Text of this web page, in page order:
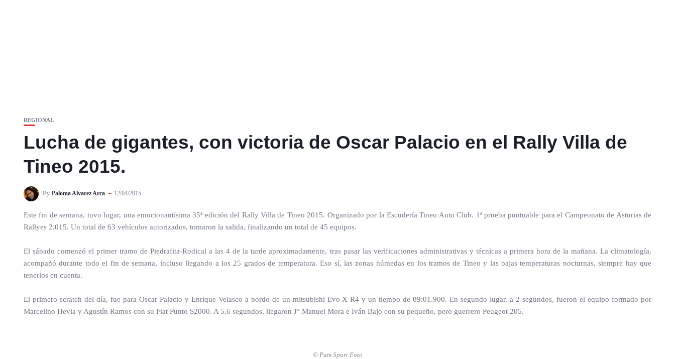
REGIONAL
Lucha de gigantes, con victoria de Oscar Palacio en el Rally Villa de
Tineo 2015.
By Paloma Alvarez Arca 12/04/2015
Este fin de semana, tuvo lugar, una emocionantísima 35ª edición del Rally Villa de Tineo 2015. Organizado por la Escudería Tineo Auto Club. 1ª prueba puntuable para el Campeonato de Asturias de
Rallyes 2.015. Un total de 63 vehículos autorizados, tomaron la salida, finalizando un total de 45 equipos.
El sábado comenzó el primer tramo de Piedrafita-Rodical a las 4 de la tarde aproximadamente, tras pasar las verificaciones administrativas y técnicas a primera hora de la mañana. La climatología,
acompañó durante todo el fin de semana, incluso llegando a los 25 grados de temperatura. Eso sí, las zonas húmedas en los tramos de Tineo y las bajas temperaturas nocturnas, siempre hay que
tenerlos en cuenta.
El primero scratch del día, fue para Oscar Palacio y Enrique Velasco a bordo de un mitsubishi Evo X R4 y un tiempo de 09:01.900. En segundo lugar, a 2 segundos, fueron el equipo formado por
Marcelino Hevia y Agustín Ramos con su Fiat Punto S2000. A 5,6 segundos, llegaron J° Manuel Mora e Iván Bajo con su pequeño, pero guerrero Peugeot 205.
© Pam Sport Foto